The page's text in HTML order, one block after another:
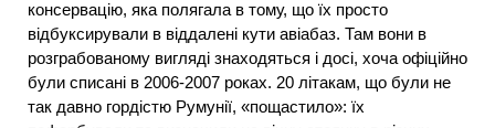
консервацію, яка полягала в тому, що їх просто
відбуксирували в віддалені кути авіабаз. Там вони в
розграбованому вигляді знаходяться і досі, хоча офіційно
були списані в 2006-2007 роках. 20 літакам, що були не
так давно гордістю Румунії, «пощастило»: їх